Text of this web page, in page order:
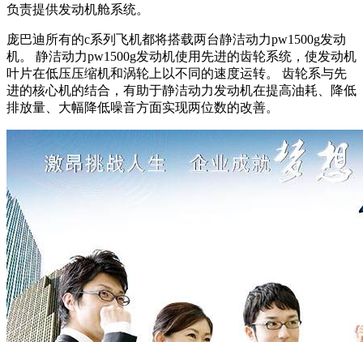
负责提供发动机舱系统。
庞巴迪所有的c系列飞机都将搭载两台静洁动力pw1500g发动
机。 静洁动力pw1500g发动机使用先进的齿轮系统，使发动机
叶片在低压压缩机和涡轮上以不同的速度运转。 齿轮系与先
进的核心机的结合，有助于静洁动力发动机在提高油耗、降低
排放量、大幅降低噪音方面实现两位数的改善。